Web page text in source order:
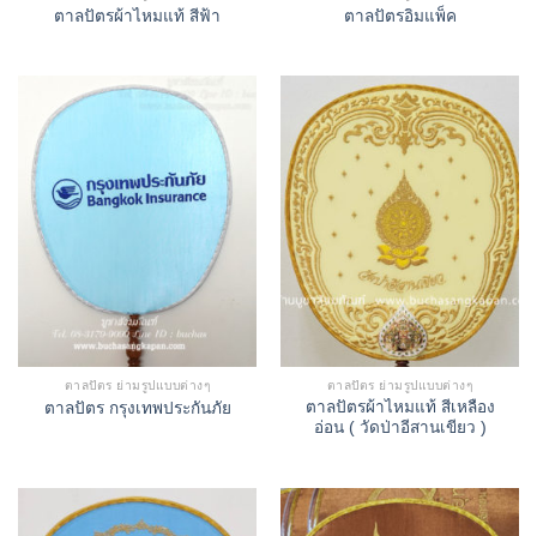
ตาลปัตรผ้าไหมแท้ สีฟ้า ตาลปัตรอิมแพ็ค
ตาลปัตร ย่ามรูปแบบต่างๆ
ตาลปัตร กรุงเทพประกันภัย
ตาลปัตร ย่ามรูปแบบต่างๆ
ตาลปัตรผ้าไหมแท้ สีเหลือง
อ่อน ( วัดป่าอีสานเขียว )